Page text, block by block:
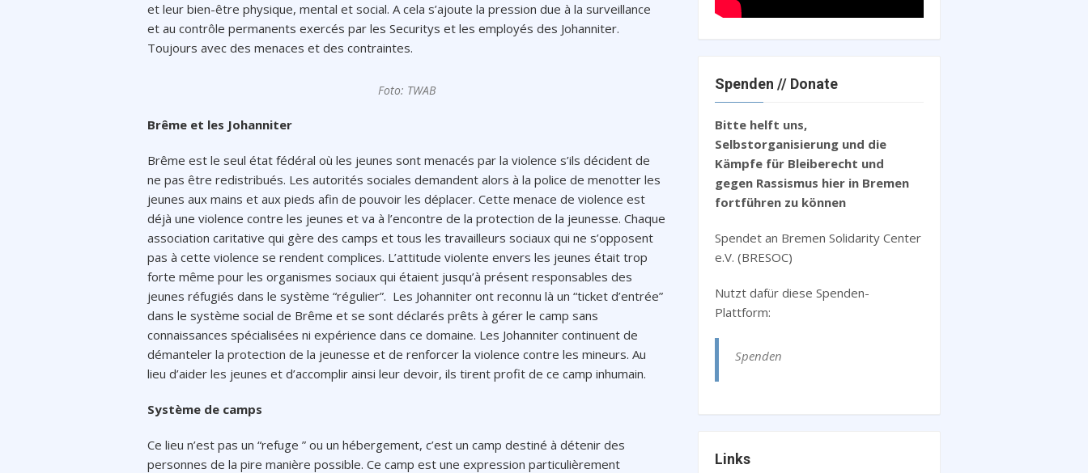
et leur bien-être physique, mental et social. A cela s’ajoute la pression due à la surveillance
et au contrôle permanents exercés par les Securitys et les employés des Johanniter.
Toujours avec des menaces et des contraintes.
Foto: TWAB
Brême et les Johanniter
Brême est le seul état fédéral où les jeunes sont menacés par la violence s’ils décident de
ne pas être redistribués. Les autorités sociales demandent alors à la police de menotter les
jeunes aux mains et aux pieds afin de pouvoir les déplacer. Cette menace de violence est
déjà une violence contre les jeunes et va à l’encontre de la protection de la jeunesse. Chaque
association caritative qui gère des camps et tous les travailleurs sociaux qui ne s’opposent
pas à cette violence se rendent complices. L’attitude violente envers les jeunes était trop
forte même pour les organismes sociaux qui étaient jusqu’à présent responsables des
jeunes réfugiés dans le système “régulier”. Les Johanniter ont reconnu là un “ticket d’entrée”
dans le système social de Brême et se sont déclarés prêts à gérer le camp sans
connaissances spécialisées ni expérience dans ce domaine. Les Johanniter continuent de
démanteler la protection de la jeunesse et de renforcer la violence contre les mineurs. Au
lieu d’aider les jeunes et d’accomplir ainsi leur devoir, ils tirent profit de ce camp inhumain.
Système de camps
Ce lieu n’est pas un “refuge ” ou un hébergement, c’est un camp destiné à détenir des
personnes de la pire manière possible. Ce camp est une expression particulièrement
Spenden // Donate
Bitte helft uns,
Selbstorganisierung und die
Kämpfe für Bleiberecht und
gegen Rassismus hier in Bremen
fortführen zu können
Spendet an Bremen Solidarity Center
e.V. (BRESOC)
Nutzt dafür diese Spenden-
Plattform:
Spenden
Links